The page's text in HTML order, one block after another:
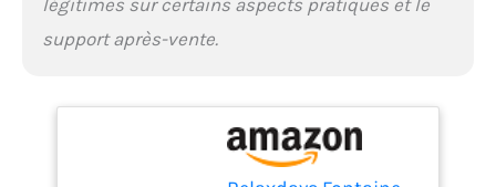
support après-vente.